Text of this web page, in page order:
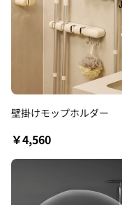
安い順
壁掛けモップホルダー
￥4,560